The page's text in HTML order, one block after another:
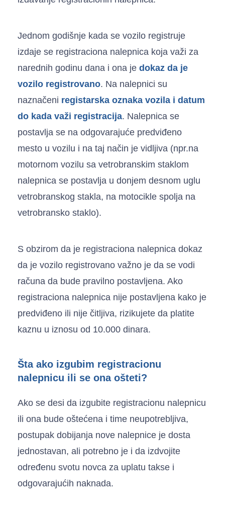
Jednom godišnje kada se vozilo registruje
izdaje se registraciona nalepnica koja važi za
narednih godinu dana i ona je dokaz da je
vozilo registrovano. Na nalepnici su
naznačeni registarska oznaka vozila i datum
do kada važi registracija. Nalepnica se
postavlja se na odgovarajuće predviđeno
mesto u vozilu i na taj način je vidljiva (npr.na
motornom vozilu sa vetrobranskim staklom
nalepnica se postavlja u donjem desnom uglu
vetrobranskog stakla, na motocikle spolja na
vetrobransko staklo).
S obzirom da je registraciona nalepnica dokaz
da je vozilo registrovano važno je da se vodi
računa da bude pravilno postavljena. Ako
registraciona nalepnica nije postavljena kako je
predviđeno ili nije čitljiva, rizikujete da platite
kaznu u iznosu od 10.000 dinara.
Šta ako izgubim registracionu
nalepnicu ili se ona ošteti?
Ako se desi da izgubite registracionu nalepnicu
ili ona bude oštećena i time neupotrebljiva,
postupak dobijanja nove nalepnice je dosta
jednostavan, ali potrebno je i da izdvojite
određenu svotu novca za uplatu takse i
odgovarajućih naknada.